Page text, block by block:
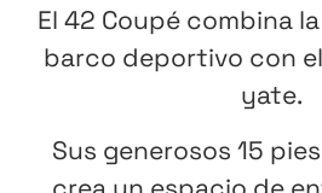
El 42 Coupé combina
barco deportivo con
yate.
Sus generosos 15